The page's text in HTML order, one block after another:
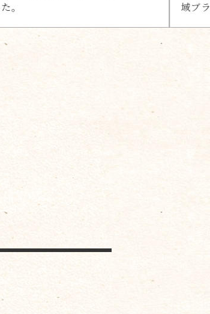
域ブランディング」 に登壇しました。